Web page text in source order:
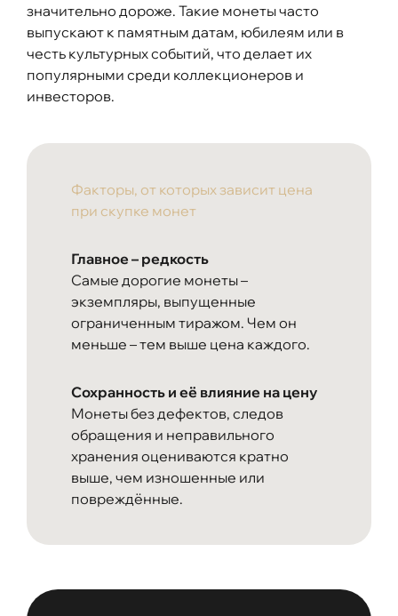
значительно дороже. Такие монеты часто
выпускают к памятным датам, юбилеям или в
честь культурных событий, что делает их
популярными среди коллекционеров и
инвесторов.
Факторы, от которых зависит цена
при скупке монет
Главное – редкость
Самые дорогие монеты –
экземпляры, выпущенные
ограниченным тиражом. Чем он
меньше – тем выше цена каждого.
Сохранность и её влияние на цену
Монеты без дефектов, следов
обращения и неправильного
хранения оцениваются кратно
выше, чем изношенные или
повреждённые.